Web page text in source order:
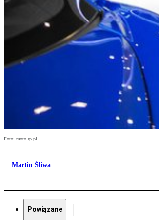
Foto: moto.rp.pl
Martin Śliwa
Powiązane